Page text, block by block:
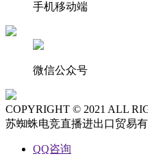
手机移动端
微信公众号
COPYRIGHT © 2021 ALL
苏蜘蛛电竞直播进出口贸易
QQ咨询